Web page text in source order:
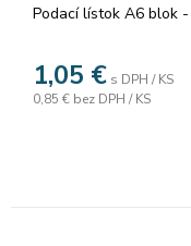
Podací lístok A6 blok
1,05 € s DPH / KS
0,85 € bez DPH / KS